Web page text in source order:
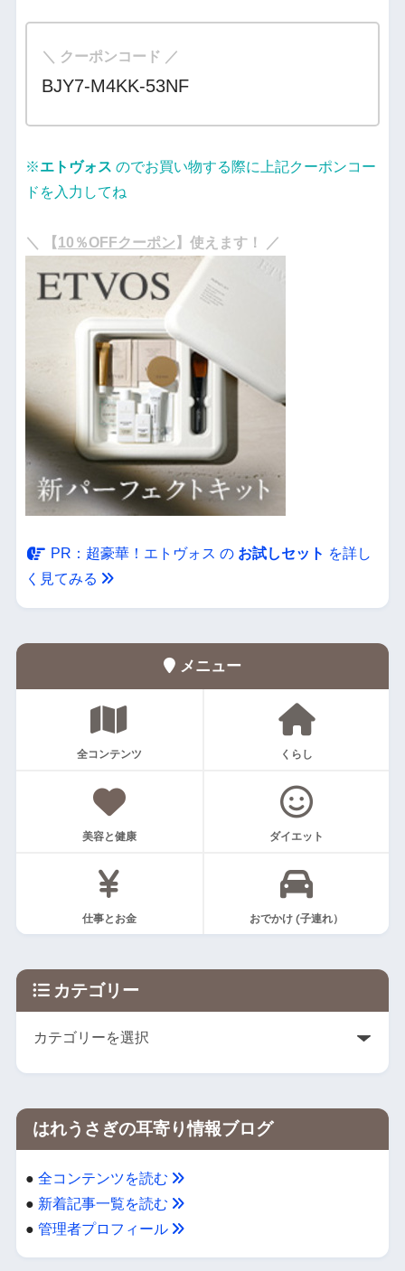
＼ クーポンコード ／
BJY7-M4KK-53NF
※エトヴォス のでお買い物する際に上記クーポンコー
ドを入力してね
＼ 【10％OFFクーポン 】使えます！ ／
PR：超豪華！エトヴォス の お試しセット を詳し
く見てみる
メニュー
全コンテンツ くらし
美容と健康 ダイエット
仕事とお金 おでかけ (子連れ）
カテゴリー
はれうさぎの耳寄り情報ブログ
● 全コンテンツを読む
● 新着記事一覧を読む
● 管理者プロフィール